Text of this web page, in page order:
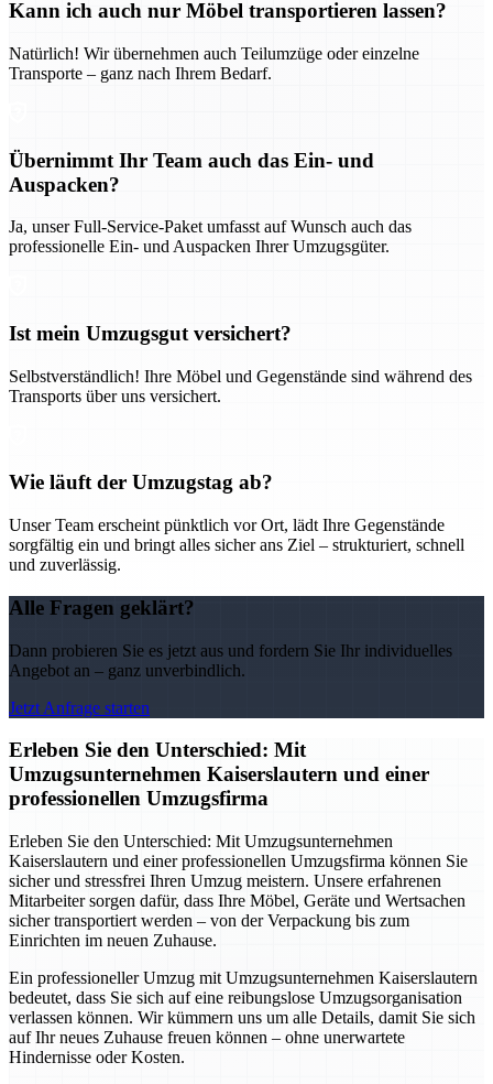
Kann ich auch nur Möbel transportieren lassen?
Natürlich! Wir übernehmen auch Teilumzüge oder einzelne
Transporte – ganz nach Ihrem Bedarf.
Übernimmt Ihr Team auch das Ein- und
Auspacken?
Ja, unser Full-Service-Paket umfasst auf Wunsch auch das
professionelle Ein- und Auspacken Ihrer Umzugsgüter.
Ist mein Umzugsgut versichert?
Selbstverständlich! Ihre Möbel und Gegenstände sind während des
Transports über uns versichert.
Wie läuft der Umzugstag ab?
Unser Team erscheint pünktlich vor Ort, lädt Ihre Gegenstände
sorgfältig ein und bringt alles sicher ans Ziel – strukturiert, schnell
und zuverlässig.
Alle Fragen geklärt?
Dann probieren Sie es jetzt aus und fordern Sie Ihr individuelles
Angebot an – ganz unverbindlich.
Jetzt Anfrage starten
Erleben Sie den Unterschied: Mit
Umzugsunternehmen Kaiserslautern und einer
professionellen Umzugsfirma
Erleben Sie den Unterschied: Mit Umzugsunternehmen
Kaiserslautern und einer professionellen Umzugsfirma können Sie
sicher und stressfrei Ihren Umzug meistern. Unsere erfahrenen
Mitarbeiter sorgen dafür, dass Ihre Möbel, Geräte und Wertsachen
sicher transportiert werden – von der Verpackung bis zum
Einrichten im neuen Zuhause.
Ein professioneller Umzug mit Umzugsunternehmen Kaiserslautern
bedeutet, dass Sie sich auf eine reibungslose Umzugsorganisation
verlassen können. Wir kümmern uns um alle Details, damit Sie sich
auf Ihr neues Zuhause freuen können – ohne unerwartete
Hindernisse oder Kosten.